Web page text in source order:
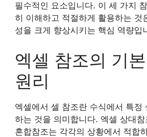
필수적인 요소입니다. 이 세 가지
히 이해하고 적절하게 활용하는 것
성을 크게 향상시키는 핵심 역량입
엑셀 참조의 기
원리
엑셀에서 셀 참조란 수식에서 특정
하는 것을 의미합니다. 엑셀 상대
혼합참조는 각각의 상황에서 적합